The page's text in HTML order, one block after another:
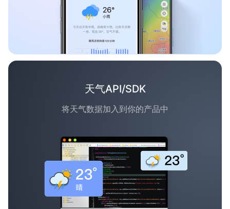
天气API/SDK
将天气数据加入到你的产品中